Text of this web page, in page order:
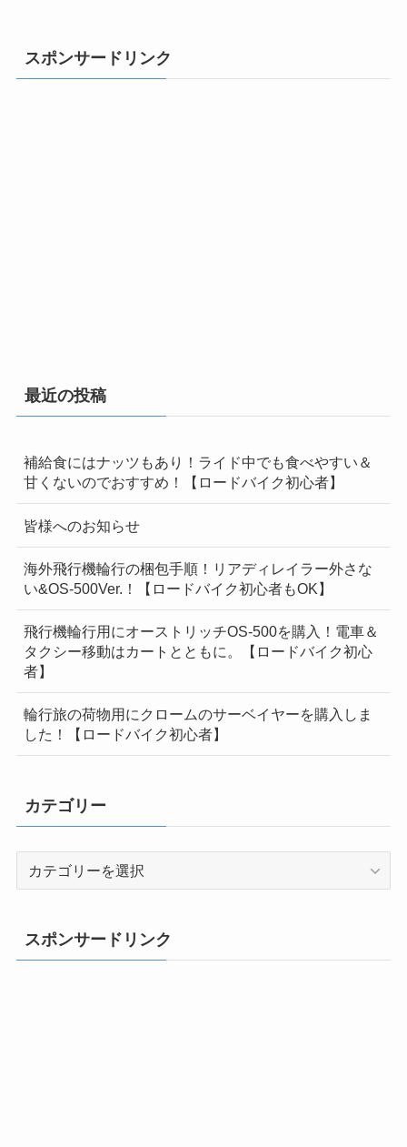
スポンサードリンク
最近の投稿
補給食にはナッツもあり！ライド中でも食べやすい＆
甘くないのでおすすめ！【ロードバイク初心者】
皆様へのお知らせ
海外飛行機輪行の梱包手順！リアディレイラー外さな
い&OS-500Ver.！【ロードバイク初心者もOK】
飛行機輪行用にオーストリッチOS-500を購入！電車＆
タクシー移動はカートとともに。【ロードバイク初心
者】
輪行旅の荷物用にクロームのサーベイヤーを購入しま
した！【ロードバイク初心者】
カテゴリー
スポンサードリンク